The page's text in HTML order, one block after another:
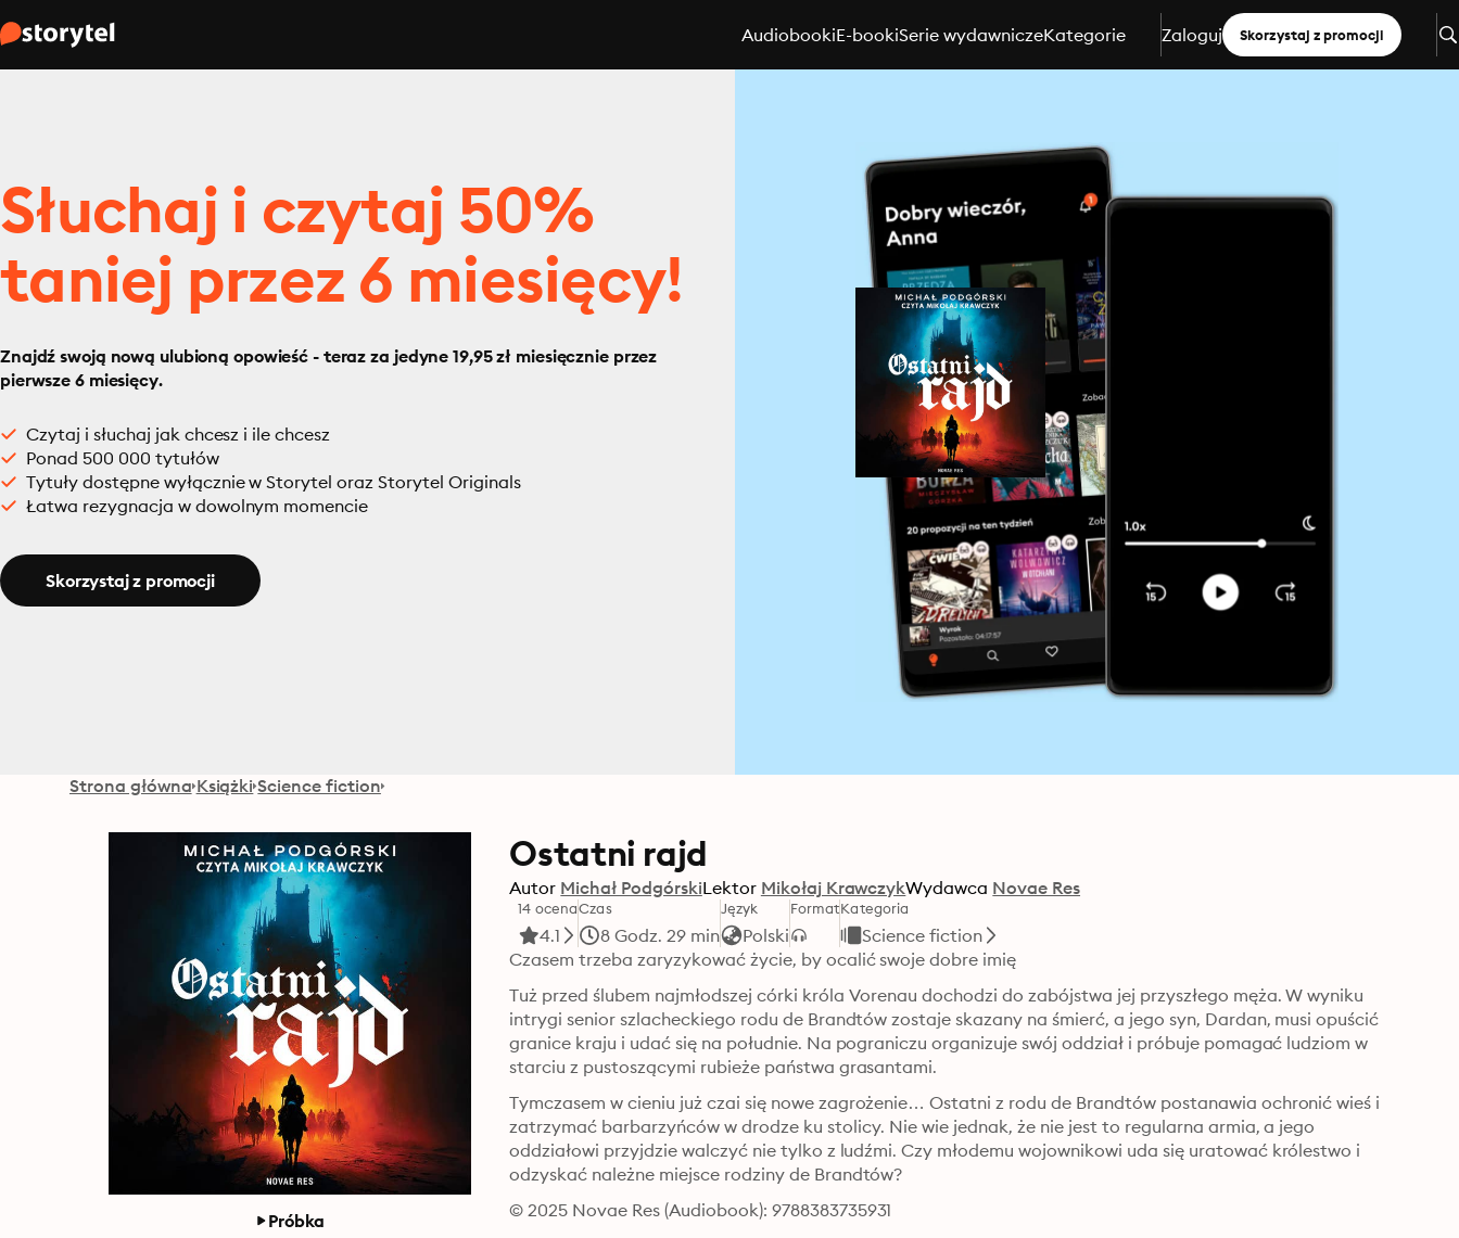
AudiobookiE-bookiSerie wydawniczeKategorie Zaloguj Skorzystaj z promocji
Słuchaj i czytaj 50%
taniej przez 6 miesięcy!
Znajdź swoją nową ulubioną opowieść - teraz za jedyne 19,95 zł miesięcznie przez
pierwsze 6 miesięcy.
Czytaj i słuchaj jak chcesz i ile chcesz
Ponad 500 000 tytułów
Tytuły dostępne wyłącznie w Storytel oraz Storytel Originals
Łatwa rezygnacja w dowolnym momencie
Skorzystaj z promocji
Strona główna Książki Science fiction
Próbka
Ostatni rajd
Autor Michał PodgórskiLektor Mikołaj KrawczykWydawca Novae Res
14 ocena
4.1
Czas
8 Godz. 29 min
Język
Polski
FormatKategoria
Science fiction
Czasem trzeba zaryzykować życie, by ocalić swoje dobre imię
Tuż przed ślubem najmłodszej córki króla Vorenau dochodzi do zabójstwa jej przyszłego męża. W wyniku
intrygi senior szlacheckiego rodu de Brandtów zostaje skazany na śmierć, a jego syn, Dardan, musi opuścić
granice kraju i udać się na południe. Na pograniczu organizuje swój oddział i próbuje pomagać ludziom w
starciu z pustoszącymi rubieże państwa grasantami.
Tymczasem w cieniu już czai się nowe zagrożenie… Ostatni z rodu de Brandtów postanawia ochronić wieś i
zatrzymać barbarzyńców w drodze ku stolicy. Nie wie jednak, że nie jest to regularna armia, a jego
oddziałowi przyjdzie walczyć nie tylko z ludźmi. Czy młodemu wojownikowi uda się uratować królestwo i
odzyskać należne miejsce rodziny de Brandtów?
© 2025 Novae Res (Audiobook): 9788383735931